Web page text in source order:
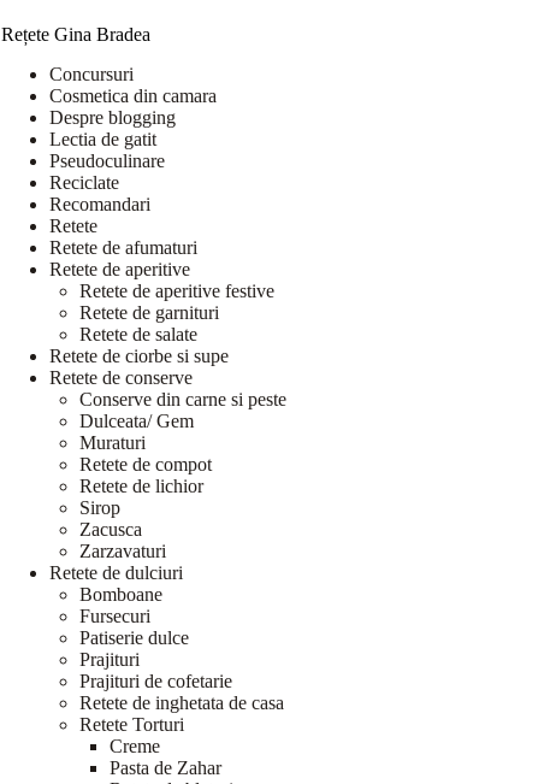
Rețete Gina Bradea
Concursuri
Cosmetica din camara
Despre blogging
Lectia de gatit
Pseudoculinare
Reciclate
Recomandari
Retete
Retete de afumaturi
Retete de aperitive
Retete de aperitive festive
Retete de garnituri
Retete de salate
Retete de ciorbe si supe
Retete de conserve
Conserve din carne si peste
Dulceata/ Gem
Muraturi
Retete de compot
Retete de lichior
Sirop
Zacusca
Zarzavaturi
Retete de dulciuri
Bomboane
Fursecuri
Patiserie dulce
Prajituri
Prajituri de cofetarie
Retete de inghetata de casa
Retete Torturi
Creme
Pasta de Zahar